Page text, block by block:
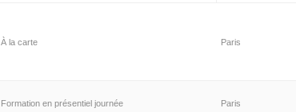
À la carte Paris
Formation en présentiel journée Paris